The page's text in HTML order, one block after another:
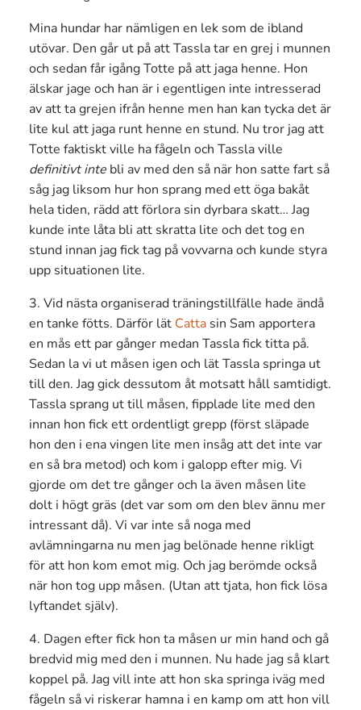
Mina hundar har nämligen en lek som de ibland
utövar. Den går ut på att Tassla tar en grej i munnen
och sedan får igång Totte på att jaga henne. Hon
älskar jage och han är i egentligen inte intresserad
av att ta grejen ifrån henne men han kan tycka det är
lite kul att jaga runt henne en stund. Nu tror jag att
Totte faktiskt ville ha fågeln och Tassla ville
definitivt inte bli av med den så när hon satte fart så
såg jag liksom hur hon sprang med ett öga bakåt
hela tiden, rädd att förlora sin dyrbara skatt… Jag
kunde inte låta bli att skratta lite och det tog en
stund innan jag fick tag på vovvarna och kunde styra
upp situationen lite.
3. Vid nästa organiserad träningstillfälle hade ändå
en tanke fötts. Därför lät Catta sin Sam apportera
en mås ett par gånger medan Tassla fick titta på.
Sedan la vi ut måsen igen och lät Tassla springa ut
till den. Jag gick dessutom åt motsatt håll samtidigt.
Tassla sprang ut till måsen, fipplade lite med den
innan hon fick ett ordentligt grepp (först släpade
hon den i ena vingen lite men insåg att det inte var
en så bra metod) och kom i galopp efter mig. Vi
gjorde om det tre gånger och la även måsen lite
dolt i högt gräs (det var som om den blev ännu mer
intressant då). Vi var inte så noga med
avlämningarna nu men jag belönade henne rikligt
för att hon kom emot mig. Och jag berömde också
när hon tog upp måsen. (Utan att tjata, hon fick lösa
lyftandet själv).
4. Dagen efter fick hon ta måsen ur min hand och gå
bredvid mig med den i munnen. Nu hade jag så klart
koppel på. Jag vill inte att hon ska springa iväg med
fågeln så vi riskerar hamna i en kamp om att hon vill